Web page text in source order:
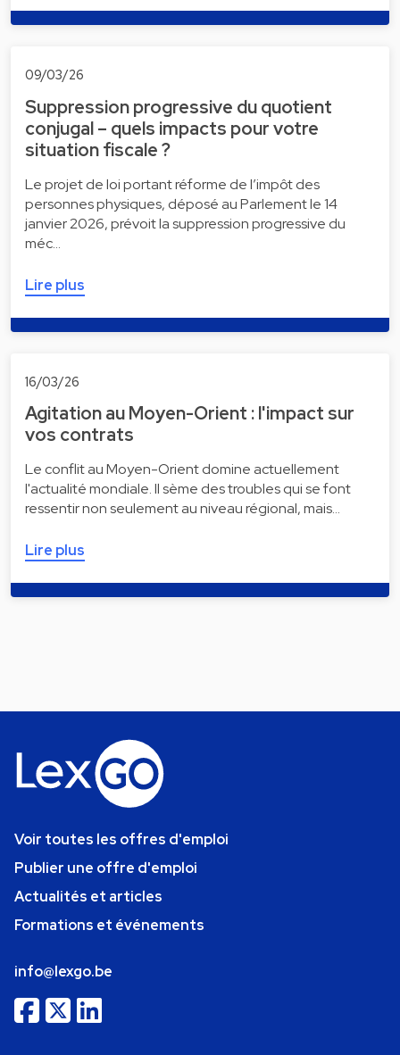
09/03/26
Suppression progressive du quotient
conjugal – quels impacts pour votre
situation fiscale ?
Le projet de loi portant réforme de l’impôt des
personnes physiques, déposé au Parlement le 14
janvier 2026, prévoit la suppression progressive du
méc…
Lire plus
16/03/26
Agitation au Moyen-Orient : l'impact sur
vos contrats
Le conflit au Moyen-Orient domine actuellement
l'actualité mondiale. Il sème des troubles qui se font
ressentir non seulement au niveau régional, mais…
Lire plus
Voir toutes les offres d'emploi
Publier une offre d'emploi
Actualités et articles
Formations et événements
info@lexgo.be